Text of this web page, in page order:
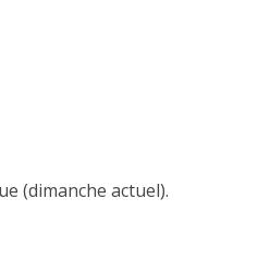
(dimanche actuel).